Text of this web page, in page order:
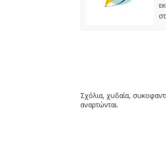
Σχόλια, χυδαία,
αναρτώνται.